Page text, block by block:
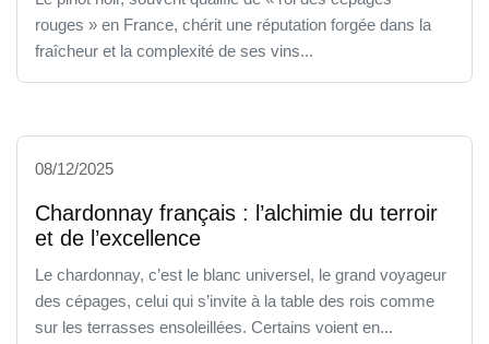
rouges » en France, chérit une réputation forgée dans la
fraîcheur et la complexité de ses vins...
08/12/2025
Chardonnay français : l’alchimie du terroir
et de l’excellence
Le chardonnay, c’est le blanc universel, le grand voyageur
des cépages, celui qui s’invite à la table des rois comme
sur les terrasses ensoleillées. Certains voient en...